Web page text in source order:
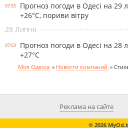
07:35
Прогноз погоди в Одесі на 29
+26°С, пориви вітру
28 Липня
07:53
Прогноз погоди в Одесі на 28
+27°С
Моя Одесса » Новости компаний »
Реклама на сайте
© 2026